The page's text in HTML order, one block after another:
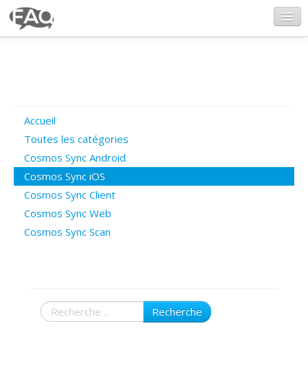
Poser une question
Questions ouvertes
Connexion
Accueil
Toutes les catégories
Cosmos Sync Android
Cosmos Sync iOS
Cosmos Sync Client
Cosmos Sync Web
Cosmos Sync Scan
Recherche